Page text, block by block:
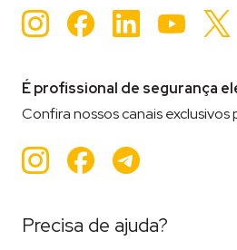
Instagram
Facebook
LinkedIn
É profissional de segurança
Confira nossos canais exclusivos
Instagram
Facebook
Teleram
Precisa de ajuda?